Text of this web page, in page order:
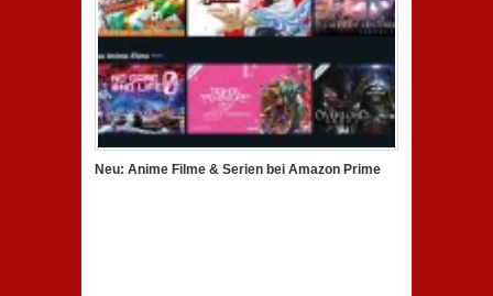
Neu: Anime Filme & Serien bei Amazon Prime